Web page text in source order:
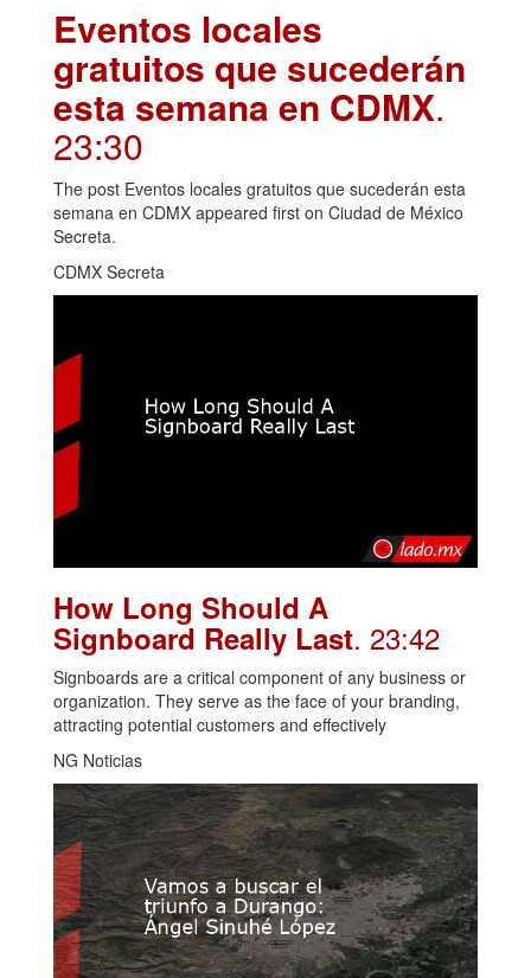
Eventos locales
gratuitos que sucederán
esta semana en CDMX.
23:30
The post Eventos locales gratuitos que sucederán esta
semana en CDMX appeared first on Ciudad de México
Secreta.
CDMX Secreta
How Long Should A
Signboard Really Last. 23:42
Signboards are a critical component of any business or
organization. They serve as the face of your branding,
attracting potential customers and effectively
NG Noticias